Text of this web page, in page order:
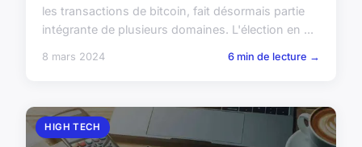
les transactions de bitcoin, fait désormais partie
intégrante de plusieurs domaines. L'élection en ...
8 mars 2024 6 min de lecture →
HIGH TECH